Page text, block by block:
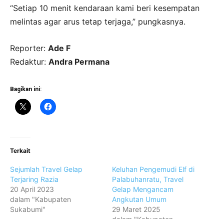
“Setiap 10 menit kendaraan kami beri kesempatan
melintas agar arus tetap terjaga,” pungkasnya.
Reporter: Ade F
Redaktur: Andra Permana
Bagikan ini:
Terkait
Sejumlah Travel Gelap
Terjaring Razia
20 April 2023
dalam "Kabupaten
Sukabumi"
Keluhan Pengemudi Elf di
Palabuhanratu, Travel
Gelap Mengancam
Angkutan Umum
29 Maret 2025